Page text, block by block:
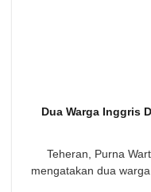
Dua Warga Inggris
Teheran, Purna
mengatakan dua